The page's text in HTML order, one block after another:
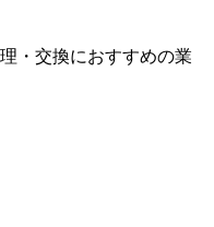
・交換におすすめの業